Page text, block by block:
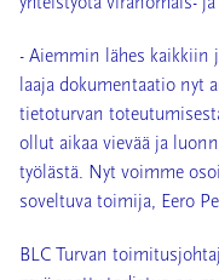
- Aiemmin lähes
laaja dokumentaatio nyt
tietoturvan
ollut aikaa vievää ja
työlästä. Nyt voimme
soveltuva toimija, Eero
BLC Turvan